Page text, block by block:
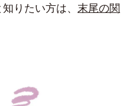
りたい方は、 末尾の関